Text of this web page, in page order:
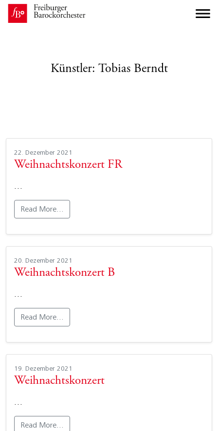
Künstler: Tobias Berndt
22. Dezember 2021
Weihnachtskonzert FR
…
Read More…
20. Dezember 2021
Weihnachtskonzert B
…
Read More…
19. Dezember 2021
Weihnachtskonzert
…
Read More…